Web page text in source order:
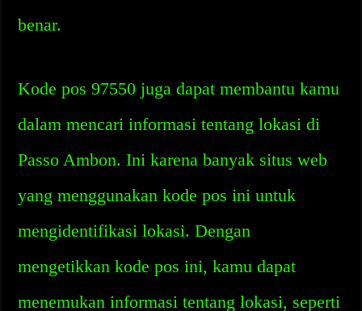
benar.
Kode pos 97550 juga dapat membantu kamu
dalam mencari informasi tentang lokasi di
Passo Ambon. Ini karena banyak situs web
yang menggunakan kode pos ini untuk
mengidentifikasi lokasi. Dengan
mengetikkan kode pos ini, kamu dapat
menemukan informasi tentang lokasi, seperti